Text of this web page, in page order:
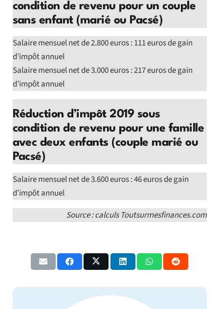
condition de revenu pour un couple
sans enfant (marié ou Pacsé)
Salaire mensuel net de 2.800 euros : 111 euros de gain
d’impôt annuel
Salaire mensuel net de 3.000 euros : 217 euros de gain
d’impôt annuel
Réduction d’impôt 2019 sous
condition de revenu pour une famille
avec deux enfants (couple marié ou
Pacsé)
Salaire mensuel net de 3.600 euros : 46 euros de gain
d’impôt annuel
Source : calculs Toutsurmesfinances.com